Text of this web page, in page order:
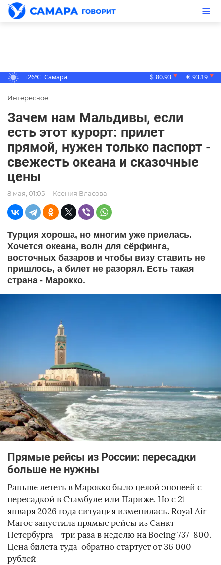
+26°C Самара $ 80.93 ▼ € 93.19 ▼
Интересное
Зачем нам Мальдивы, если
есть этот курорт: прилет
прямой, нужен только паспорт -
свежесть океана и сказочные
цены
8 мая, 01:05 Ксения Власова
Турция хороша, но многим уже приелась.
Хочется океана, волн для сёрфинга,
восточных базаров и чтобы визу ставить не
пришлось, а билет не разорял. Есть такая
страна - Марокко.
Прямые рейсы из России: пересадки
больше не нужны
Раньше лететь в Марокко было целой эпопеей с
пересадкой в Стамбуле или Париже. Но с 21
января 2026 года ситуация изменилась. Royal Air
Maroc запустила прямые рейсы из Санкт-
Петербурга - три раза в неделю на Boeing 737-800.
Цена билета туда-обратно стартует от 36 000
рублей.